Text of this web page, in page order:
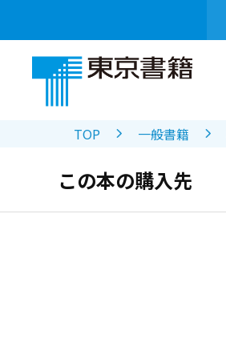
TOP 一般書籍
この本の購入先